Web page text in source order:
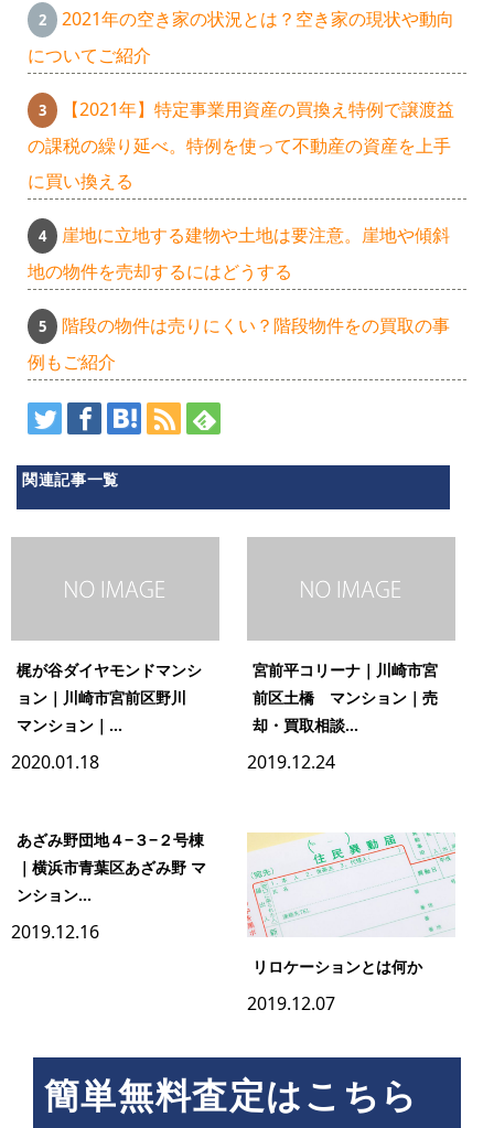
2021年の空き家の状況とは？空き家の現状や動向
についてご紹介
【2021年】特定事業用資産の買換え特例で譲渡益
の課税の繰り延べ。特例を使って不動産の資産を上手
に買い換える
崖地に立地する建物や土地は要注意。崖地や傾斜
地の物件を売却するにはどうする
階段の物件は売りにくい？階段物件をの買取の事
例もご紹介
関連記事一覧
梶が谷ダイヤモンドマンシ
ョン｜川崎市宮前区野川
マンション｜...
2020.01.18
宮前平コリーナ｜川崎市宮
前区土橋 マンション｜売
却・買取相談...
2019.12.24
あざみ野団地４−３−２号棟
｜横浜市青葉区あざみ野 マ
ンション...
2019.12.16
リロケーションとは何か
2019.12.07
簡単無料査定はこちら